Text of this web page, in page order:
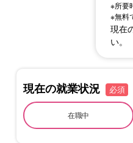
※所要
※無料
現在
い。
現在の就業状況 必須
在職中